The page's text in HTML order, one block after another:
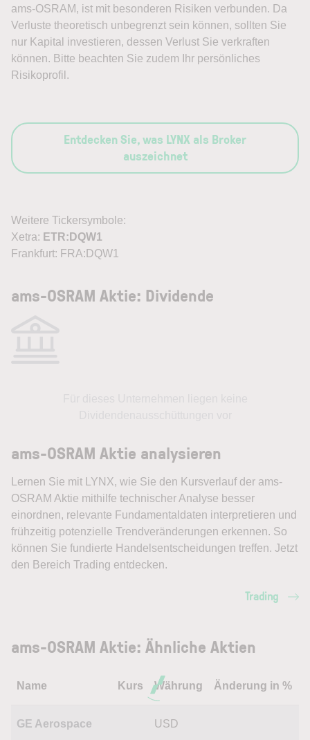
ams-OSRAM, ist mit besonderen Risiken verbunden. Da
Verluste theoretisch unbegrenzt sein können, sollten Sie
nur Kapital investieren, dessen Verlust Sie verkraften
können. Bitte beachten Sie zudem Ihr persönliches
Risikoprofil.
Entdecken Sie, was LYNX als Broker
auszeichnet
Weitere Tickersymbole:
Xetra: ETR:DQW1
Frankfurt: FRA:DQW1
ams-OSRAM Aktie: Dividende
ams-OSRAM Aktie analysieren
Lernen Sie mit LYNX, wie Sie den Kursverlauf der ams-
OSRAM Aktie mithilfe technischer Analyse besser
einordnen, relevante Fundamentaldaten interpretieren und
frühzeitig potenzielle Trendveränderungen erkennen. So
können Sie fundierte Handelsentscheidungen treffen. Jetzt
den Bereich Trading entdecken.
Trading
ams-OSRAM Aktie: Ähnliche Aktien
Name Kurs Währung Änderung in %
GE Aerospace USD